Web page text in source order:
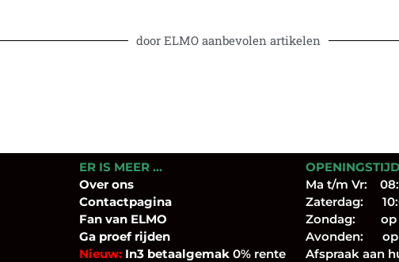
door ELMO aanbevolen artikelen
ER IS MEER …
Over ons
Contactpagina
Fanvan ELMO
Ga proef rijden
Nieuw:In3 betaalgemak 0% rente
Ma t/m Vr:
Zaterdag:
Zondag: op
Avonden: op
Afspraak aan